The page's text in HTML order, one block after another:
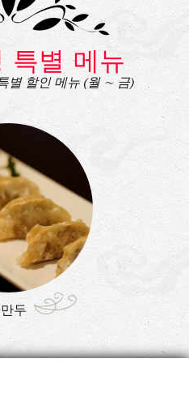
특별 메뉴
별 할인 메뉴 (월 ∼ 금)
두